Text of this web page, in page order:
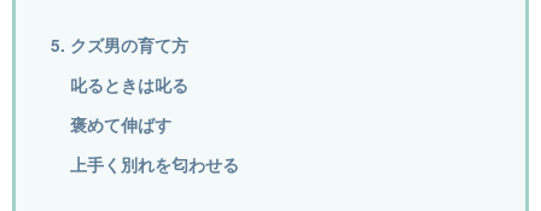
5. クズ男の育て方
叱るときは叱る
褒めて伸ばす
上手く別れを匂わせる